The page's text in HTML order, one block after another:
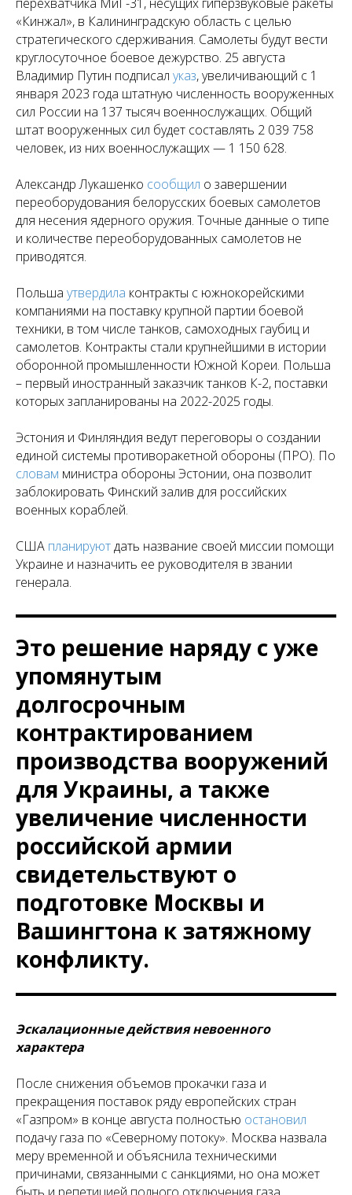
«Кинжал», в Калининградскую область с целью
стратегического сдерживания. Самолеты будут вести
круглосуточное боевое дежурство. 25 августа
Владимир Путин подписал указ, увеличивающий с 1
января 2023 года штатную численность вооруженных
сил России на 137 тысяч военнослужащих. Общий
штат вооруженных сил будет составлять 2 039 758
человек, из них военнослужащих — 1 150 628.
Александр Лукашенко сообщил о завершении
переоборудования белорусских боевых самолетов
для несения ядерного оружия. Точные данные о типе
и количестве переоборудованных самолетов не
приводятся.
Польша утвердила контракты с южнокорейскими
компаниями на поставку крупной партии боевой
техники, в том числе танков, самоходных гаубиц и
самолетов. Контракты стали крупнейшими в истории
оборонной промышленности Южной Кореи. Польша
– первый иностранный заказчик танков К-2, поставки
которых запланированы на 2022-2025 годы.
Эстония и Финляндия ведут переговоры о создании
единой системы противоракетной обороны (ПРО). По
словам министра обороны Эстонии, она позволит
заблокировать Финский залив для российских
военных кораблей.
США планируютдать название своей миссии помощи
Украине и назначить ее руководителя в звании
генерала.
Это решение наряду с уже
упомянутым
долгосрочным
контрактированием
производства вооружений
для Украины, а также
увеличение численности
российской армии
свидетельствуют о
подготовке Москвы и
Вашингтона к затяжному
конфликту.
Эскалационные действия невоенного
характера
После снижения объемов прокачки газа и
прекращения поставок ряду европейских стран
«Газпром» в конце августа полностью остановил
подачу газа по «Северному потоку». Москва назвала
меру временной и объяснила техническими
причинами, связанными с санкциями, но она может